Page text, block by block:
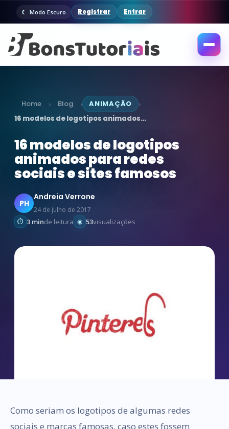
Modo Escuro Registrar Entrar
Abrir
Home › Blog › ANIMAÇÃO ›
16 modelos de logotipos animados…
16 modelos de logotipos
animados para redes
sociais e sites famosos
PH
Andreia Verrone
24 de julho de 2017
3 minde leitura 53visualizações
Como seriam os logotipos de algumas redes
sociais e marcas famosas, caso estes fossem